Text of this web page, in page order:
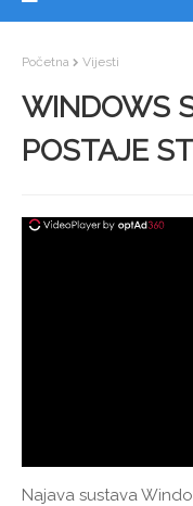
Početna Vijesti
WINDOWS
POSTAJE
Najava sustava